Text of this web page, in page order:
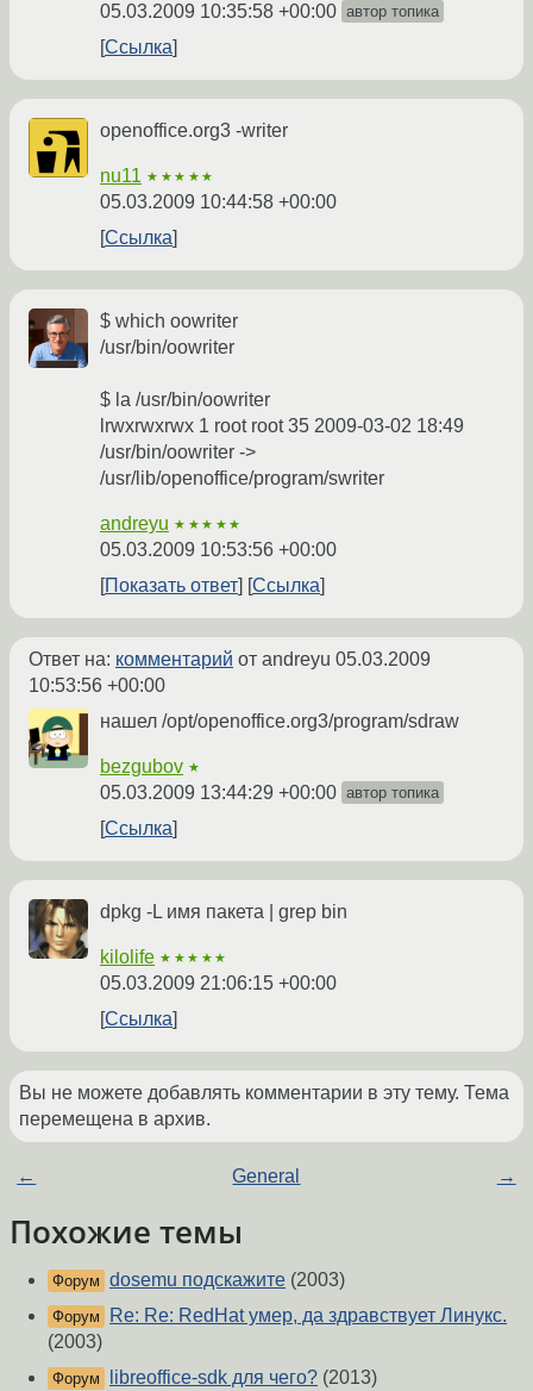
05.03.2009 10:35:58 +00:00 автор топика
Ссылка
openoffice.org3 -writer
nu11 ★★★★★
05.03.2009 10:44:58 +00:00
Ссылка
$ which oowriter
/usr/bin/oowriter
$ la /usr/bin/oowriter
lrwxrwxrwx 1 root root 35 2009-03-02 18:49
/usr/bin/oowriter ->
/usr/lib/openoffice/program/swriter
andreyu ★★★★★
05.03.2009 10:53:56 +00:00
Показать ответ
Ссылка
Ответ на: комментарий от andreyu 05.03.2009
10:53:56 +00:00
нашел /opt/openoffice.org3/program/sdraw
bezgubov ★
05.03.2009 13:44:29 +00:00 автор топика
Ссылка
dpkg -L имя пакета | grep bin
kilolife ★★★★★
05.03.2009 21:06:15 +00:00
Ссылка
Вы не можете добавлять комментарии в эту тему. Тема
перемещена в архив.
← General →
Похожие темы
Форум dosemu подскажите (2003)
Форум
Re: Re: RedHat умер, да здравствует Линукс.
(2003)
Форум libreoffice-sdk для чего? (2013)